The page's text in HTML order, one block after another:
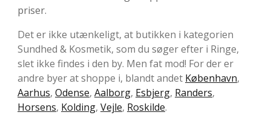
priser.
Det er ikke utænkeligt, at butikken i kategorien
Sundhed & Kosmetik, som du søger efter i Ringe,
slet ikke findes i den by. Men fat mod! For der er
andre byer at shoppe i, blandt andet København,
Aarhus, Odense, Aalborg, Esbjerg, Randers,
Horsens, Kolding, Vejle, Roskilde.